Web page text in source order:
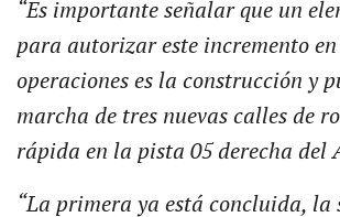
“Es importante señalar que un
para autorizar este incremento
operaciones es la construcción y
marcha de tres nuevas calles de
rápida en la pista 05 derecha del
“La primera ya está concluida, la